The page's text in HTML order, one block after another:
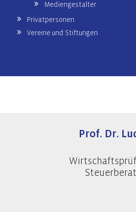
Mediengestalter
Privatpersonen
Vereine und Stiftungen
Prof. Dr.